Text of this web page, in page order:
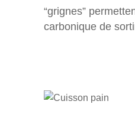
“grignes”
carbonique de